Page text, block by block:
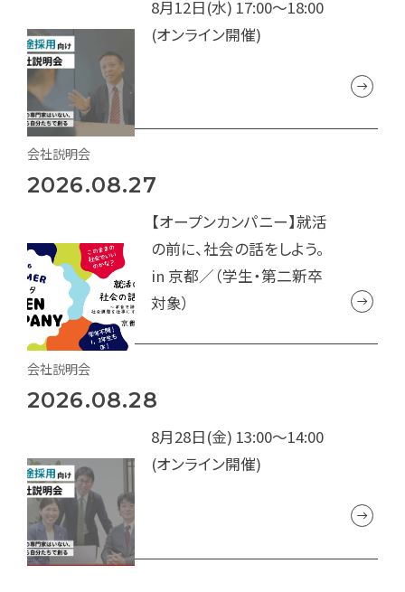
8月12日(水) 17:00～18:00
(オンライン開催)
2026.08.27
【オープンカンパニー】就活
の前に、社会の話をしよう。
in 京都／（学生・第二新卒
対象）
会社説明会
2026.08.28
8月28日(金) 13:00～14:00
(オンライン開催)
会社説明会